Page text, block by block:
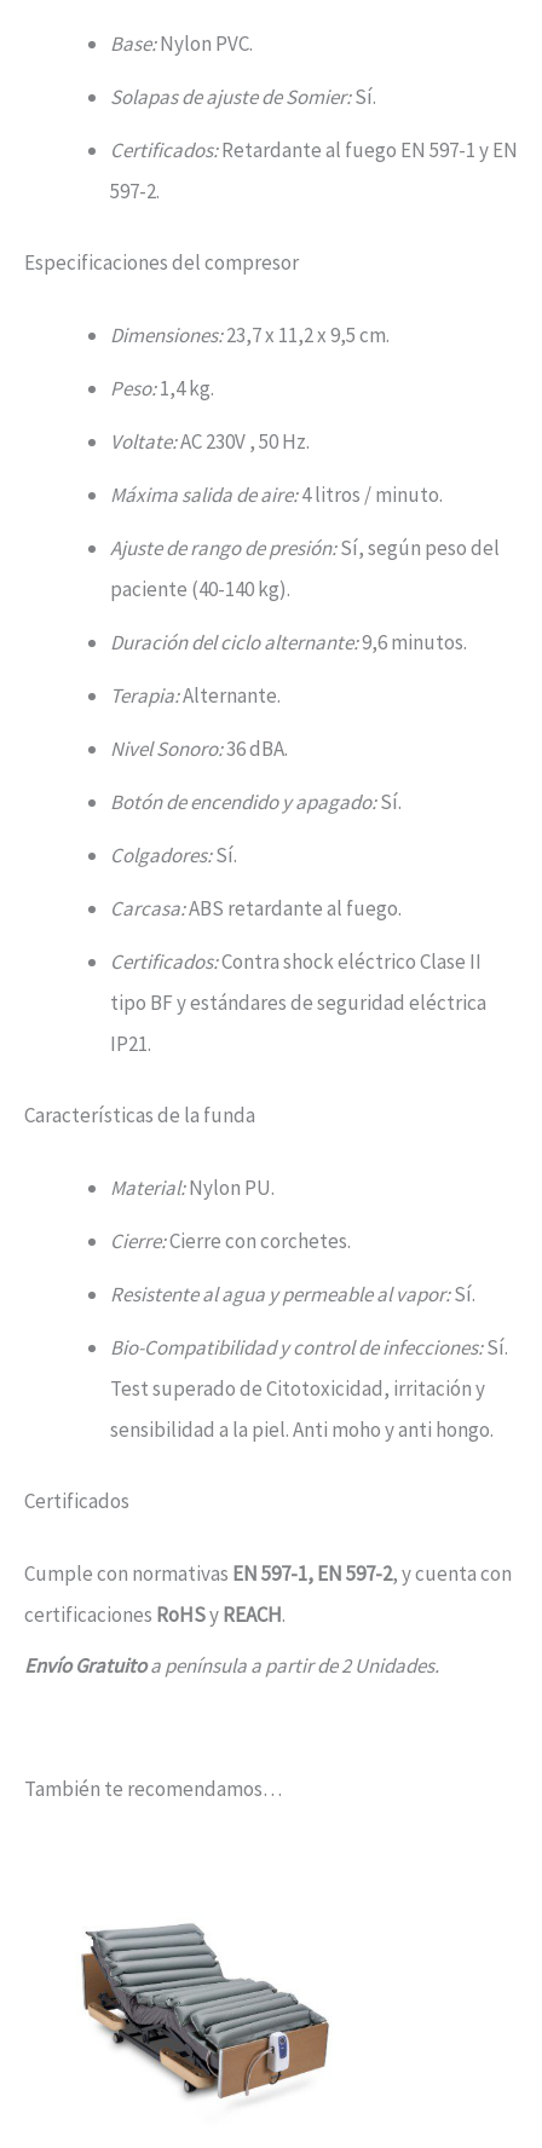
Base:Nylon PVC.
Solapas de ajuste de Somier:Sí.
Certificados:Retardante al fuego EN 597-1 y EN
597-2.
Especificaciones del compresor
Dimensiones:23,7 x 11,2 x 9,5 cm.
Peso:1,4 kg.
Voltate:AC 230V , 50 Hz.
Máxima salida de aire:4 litros / minuto.
Ajuste de rango de presión:Sí, según peso del
paciente (40-140 kg).
Duración del ciclo alternante:9,6 minutos.
Terapia:Alternante.
Nivel Sonoro:36 dBA.
Botón de encendido y apagado:Sí.
Colgadores:Sí.
Carcasa:ABS retardante al fuego.
Certificados:Contra shock eléctrico Clase II
tipo BF y estándares de seguridad eléctrica
IP21.
Características de la funda
Material:Nylon PU.
Cierre:Cierre con corchetes.
Resistente al agua y permeable al vapor:Sí.
Bio-Compatibilidad y control de infecciones:Sí.
Test superado de Citotoxicidad, irritación y
sensibilidad a la piel. Anti moho y anti hongo.
Certificados
Cumple con normativas EN 597-1, EN 597-2, y cuenta con
certificaciones RoHSyREACH.
Envío Gratuitoa península a partir de 2 Unidades.
También te recomendamos…